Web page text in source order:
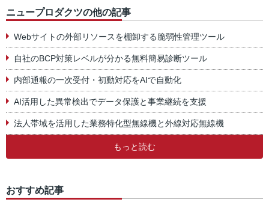
ニュープロダクツの他の記事
Webサイトの外部リソースを棚卸する脆弱性管理ツール
自社のBCP対策レベルが分かる無料簡易診断ツール
内部通報の一次受付・初動対応をAIで自動化
AI活用した異常検出でデータ保護と事業継続を支援
法人帯域を活用した業務特化型無線機と外線対応無線機
もっと読む
おすすめ記事